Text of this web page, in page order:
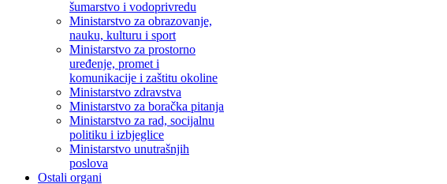
šumarstvo i vodoprivredu
Ministarstvo za obrazovanje,
nauku, kulturu i sport
Ministarstvo za prostorno
uređenje, promet i
komunikacije i zaštitu okoline
Ministarstvo zdravstva
Ministarstvo za boračka pitanja
Ministarstvo za rad, socijalnu
politiku i izbjeglice
Ministarstvo unutrašnjih
poslova
Ostali organi